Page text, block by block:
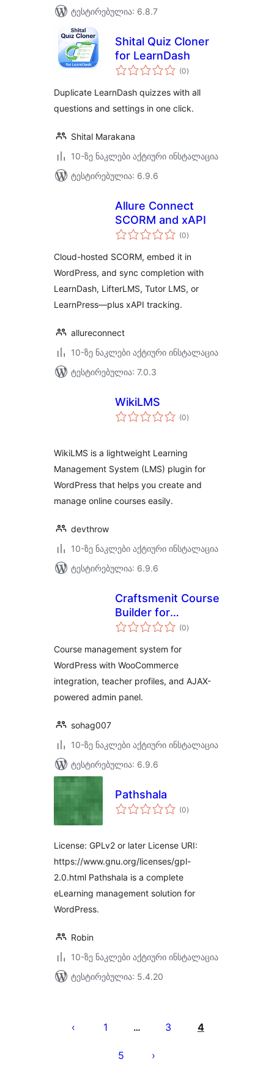
ტესტირებულია: 6.8.7
Shital Quiz Cloner
for LearnDash
(0საერთო
რეიტინგი
)
Duplicate LearnDash quizzes with all
questions and settings in one click.
Shital Marakana
10-ზე ნაკლები აქტიური ინსტალაცია
ტესტირებულია: 6.9.6
Allure Connect
SCORM and xAPI
(0საერთო
რეიტინგი
)
Cloud-hosted SCORM, embed it in
WordPress, and sync completion with
LearnDash, LifterLMS, Tutor LMS, or
LearnPress—plus xAPI tracking.
allureconnect
10-ზე ნაკლები აქტიური ინსტალაცია
ტესტირებულია: 7.0.3
WikiLMS
(0საერთო
რეიტინგი
)
WikiLMS is a lightweight Learning
Management System (LMS) plugin for
WordPress that helps you create and
manage online courses easily.
devthrow
10-ზე ნაკლები აქტიური ინსტალაცია
ტესტირებულია: 6.9.6
Craftsmenit Course
Builder for
WooCommerce
(0საერთო
რეიტინგი
)
Course management system for
WordPress with WooCommerce
integration, teacher profiles, and AJAX-
powered admin panel.
sohag007
10-ზე ნაკლები აქტიური ინსტალაცია
ტესტირებულია: 6.9.6
Pathshala
(0საერთო
რეიტინგი
)
License: GPLv2 or later License URI:
https://www.gnu.org/licenses/gpl-
2.0.html Pathshala is a complete
eLearning management solution for
WordPress.
Robin
10-ზე ნაკლები აქტიური ინსტალაცია
ტესტირებულია: 5.4.20
გვერდებათ
1 … 3 4
5